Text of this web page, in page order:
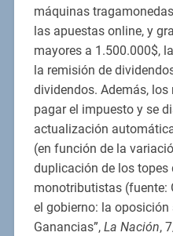
máquinas
las apuestas online, y
mayores a 1.500.000$,
la remisión de
dividendos. Además, los
pagar el impuesto y se
actualización
(en función de la
duplicación de los
monotributistas (fuente:
el gobierno: la
Ganancias”, La Nación,